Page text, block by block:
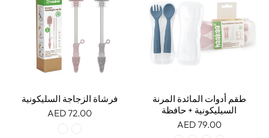
طقم أدوات المائدة المرنة
السيليكونية + حافظة
79.00 AED
فرشاة الزجاجة السليكونية
72.00 AED